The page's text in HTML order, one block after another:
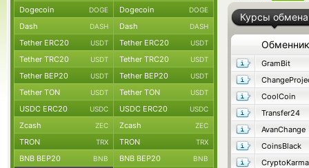
Курсы обмена
Обменник
GramBit
CoolCoin
Transfer24
AvanChange
CoinsBlack
CryptoKarma
Dogecoin DOGE Dogecoin DOGE
Dash DASH Dash DASH
Tether ERC20 USDT Tether ERC20 USDT
Tether TRC20 USDT Tether TRC20 USDT
Tether BEP20 USDT Tether BEP20 USDT
Tether TON USDT Tether TON USDT
USDC ERC20 USDC USDC ERC20 USDC
Zcash ZEC Zcash ZEC
TRON TRX TRON TRX
BNB BEP20 BNB BNB BEP20 BNB